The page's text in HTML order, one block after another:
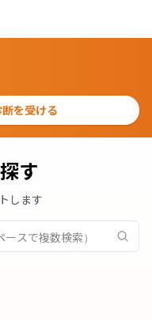
を受ける
す
します